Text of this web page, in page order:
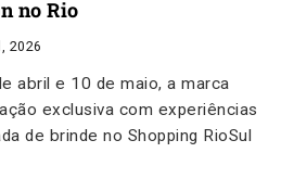
no Rio
2026
abril e 10 de maio, a marca
exclusiva com experiências
de brinde no Shopping RioSul